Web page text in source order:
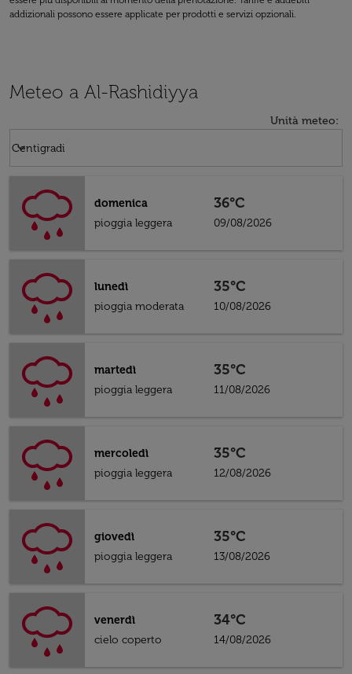
addizionali possono essere applicate per prodotti e servizi opzionali.
Meteo a Al-Rashidiyya
Unità meteo:
Centigradi
keyboard_arrow_down
domenica
pioggia leggera
36°C
09/08/2026
lunedì
pioggia moderata
35°C
10/08/2026
martedì
pioggia leggera
35°C
11/08/2026
mercoledì
pioggia leggera
35°C
12/08/2026
giovedì
pioggia leggera
35°C
13/08/2026
venerdì
cielo coperto
34°C
14/08/2026